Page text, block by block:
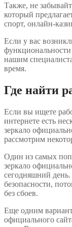
Также, не
который
спорт, онлайн-
Если у вас
функциональности
нашим
время.
Где найти
Если вы ищете
интернете есть
зеркало
рассмотрим
Один из самых
зеркало
сегодняшний
безопасности,
без сбоев.
Еще одним
официального